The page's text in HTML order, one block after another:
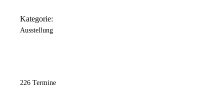
Kategorie:
Ausstellung
226 Termine